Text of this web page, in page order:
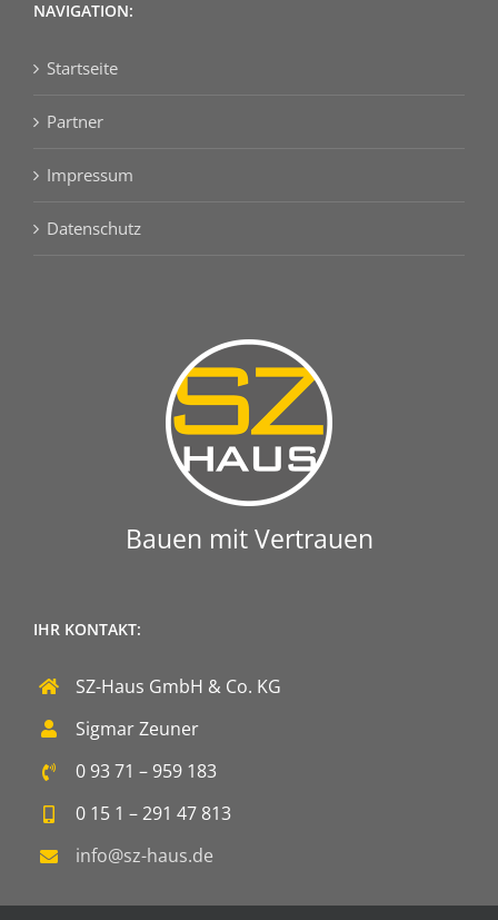
NAVIGATION:
Startseite
Partner
Impressum
Datenschutz
Bauen mit Vertrauen
IHR KONTAKT:
SZ-Haus GmbH & Co. KG
Sigmar Zeuner
0 93 71 – 959 183
0 15 1 – 291 47 813
info@sz-haus.de